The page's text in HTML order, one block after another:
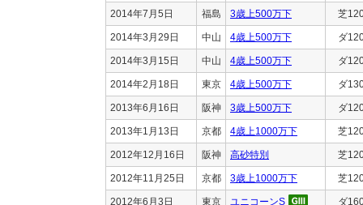
2014年7月5日 福島 3歳上500万下 芝
2014年3月29日 中山 4歳上500万下 ダ
2014年3月15日 中山 4歳上500万下 ダ
2014年2月18日 東京 4歳上500万下 ダ
2013年6月16日 阪神 3歳上500万下 ダ
2013年1月13日 京都 4歳上1000万下 芝
2012年12月16日 阪神 高砂特別 芝
2012年11月25日 京都 3歳上1000万下 芝
2012年6月3日 東京 ユニコーンS ダ